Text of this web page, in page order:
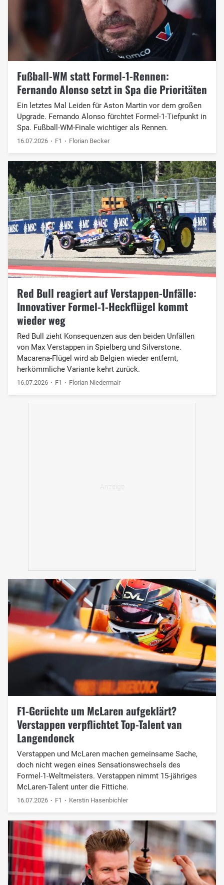
Fußball-WM statt Formel-1-Rennen:
Fernando Alonso setzt in Spa die Prioritäten
Ein letztes Mal Leiden für Aston Martin vor dem großen
Upgrade. Fernando Alonso fürchtet Formel-1-Tiefpunkt in
Spa. Fußball-WM-Finale wichtiger als Rennen.
16.07.2026 F1 Florian Becker
Red Bull reagiert auf Verstappen-Unfälle:
Innovativer Formel-1-Heckflügel kommt
wieder weg
Red Bull zieht Konsequenzen aus den beiden Unfällen
von Max Verstappen in Spielberg und Silverstone.
Macarena-Flügel wird ab Belgien wieder entfernt,
herkömmliche Variante kehrt zurück.
16.07.2026 F1 Florian Niedermair
F1-Gerüchte um McLaren aufgeklärt?
Verstappen verpflichtet Top-Talent van
Langendonck
Verstappen und McLaren machen gemeinsame Sache,
doch nicht wegen eines Sensationswechsels des
Formel-1-Weltmeisters. Verstappen nimmt 15-jähriges
McLaren-Talent unter die Fittiche.
16.07.2026 F1 Kerstin Hasenbichler